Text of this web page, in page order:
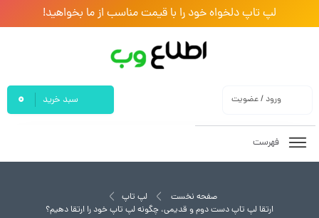
لپ تاپ دلخواه خود را با قیمت مناسب از ما بخواهید!
ورود / عضویت سبد خرید 0
فهرست
صفحه نخست
لپ تاپ
ارتقا لپ تاپ دست دوم و قدیمی، چگونه لپ تاپ خود را ارتقا دهیم؟